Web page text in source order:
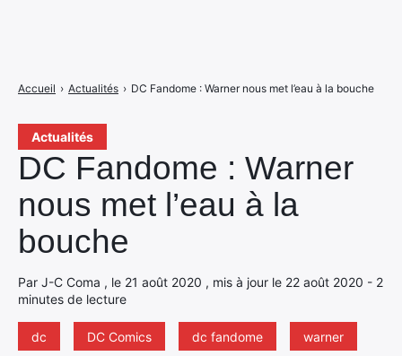
Actualités
DC Fandome : Warner
nous met l’eau à la
bouche
Par J-C Coma , le 21 août 2020 , mis à jour le 22 août 2020 - 2
minutes de lecture
dc DC Comics dc fandome warner
Accueil › Actualités › DC Fandome : Warner nous met l’eau à la bouche